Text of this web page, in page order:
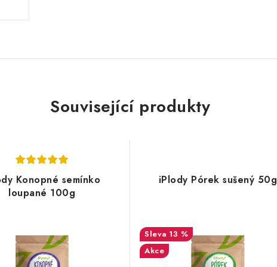
Související produkty
Konopné semínko
loupané 100g
iPlody Pórek sušený 50g
13 %
Akce